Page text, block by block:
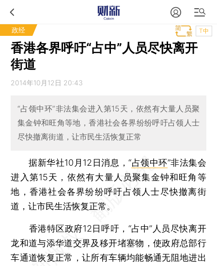
政经 T中
香港各界呼吁“占中”人员尽快离开
街道
2014年10月12日 20:43
“占领中环”非法集会进入第15天，依然有大量人员聚
集金钟和旺角等地，香港社会各界纷纷呼吁占领人士
尽快撤离街道，让市民生活恢复正常
据新华社10月12日消息，“占领中环”非法集会
进入第15天，依然有大量人员聚集金钟和旺角等
地，香港社会各界纷纷呼吁占领人士尽快撤离街
道，让市民生活恢复正常。
香港特区政府12日呼吁，“占中”人员尽快离开
龙和道与添华道交界及移开堵塞物，使政府总部行
车通道恢复正常，让所有车辆均能畅通无阻地进出